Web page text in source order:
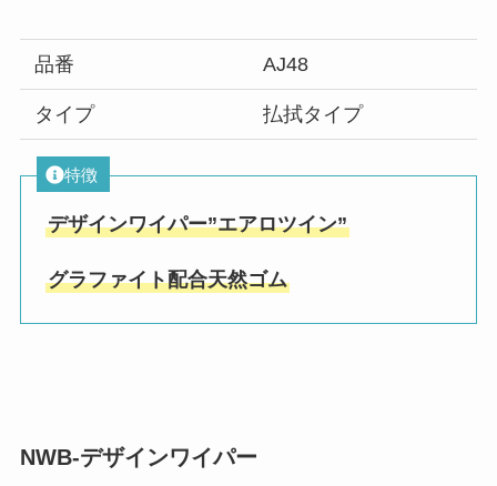
品番 AJ48
タイプ 払拭タイプ
特徴
デザインワイパー”エアロツイン”
グラファイト配合天然ゴム
NWB-デザインワイパー